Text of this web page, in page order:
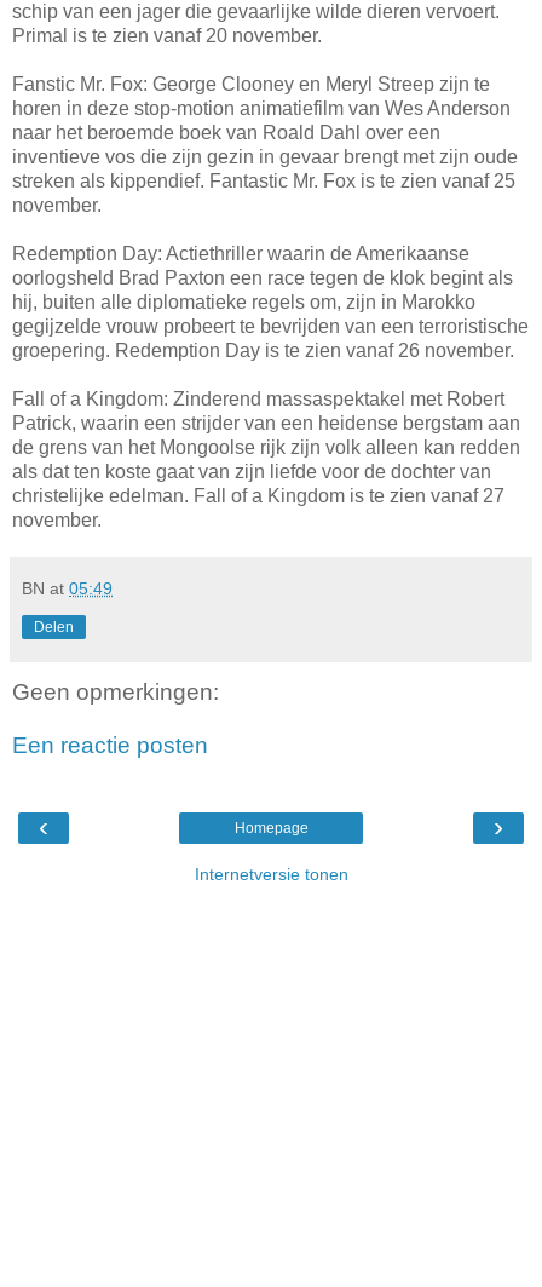
schip van een jager die gevaarlijke wilde dieren vervoert.
Primal is te zien vanaf 20 november.
Fanstic Mr. Fox: George Clooney en Meryl Streep zijn te
horen in deze stop-motion animatiefilm van Wes Anderson
naar het beroemde boek van Roald Dahl over een
inventieve vos die zijn gezin in gevaar brengt met zijn oude
streken als kippendief. Fantastic Mr. Fox is te zien vanaf 25
november.
Redemption Day: Actiethriller waarin de Amerikaanse
oorlogsheld Brad Paxton een race tegen de klok begint als
hij, buiten alle diplomatieke regels om, zijn in Marokko
gegijzelde vrouw probeert te bevrijden van een terroristische
groepering. Redemption Day is te zien vanaf 26 november.
Fall of a Kingdom: Zinderend massaspektakel met Robert
Patrick, waarin een strijder van een heidense bergstam aan
de grens van het Mongoolse rijk zijn volk alleen kan redden
als dat ten koste gaat van zijn liefde voor de dochter van
christelijke edelman. Fall of a Kingdom is te zien vanaf 27
november.
BN at 05:49
Delen
Geen opmerkingen:
Een reactie posten
‹ ›
Homepage
Internetversie tonen